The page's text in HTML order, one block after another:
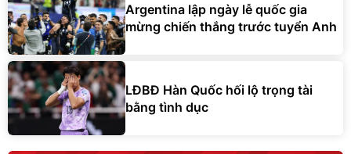
Argentina lập ngày lễ quốc gia
mừng chiến thắng trước tuyển Anh
LĐBĐ Hàn Quốc hối lộ trọng tài
bằng tình dục